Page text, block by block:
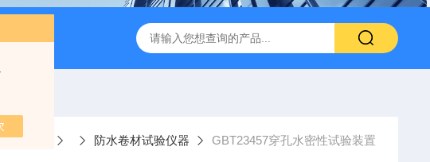
钢结构防火涂料测厚仪 砂基透水砖透水速率试验装置
产品中心 防水卷材试验仪器 GBT23457穿孔水密性试验装置